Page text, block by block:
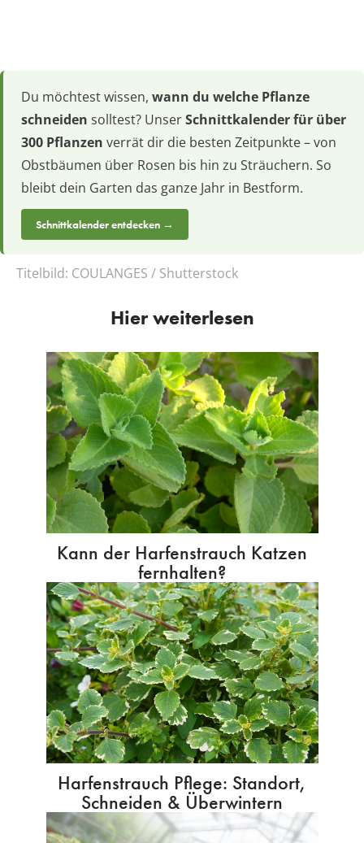
Du möchtest wissen, wann du welche Pflanze
schneiden solltest? UnserSchnittkalender für über
300 Pflanzen verrät dir die besten Zeitpunkte – von
Obstbäumen über Rosen bis hin zu Sträuchern. So
bleibt dein Garten das ganze Jahr in Bestform.
Schnittkalender entdecken →
Titelbild: COULANGES / Shutterstock
Hier weiterlesen
Kann der Harfenstrauch Katzen
fernhalten?
Harfenstrauch Pflege: Standort,
Schneiden & Überwintern